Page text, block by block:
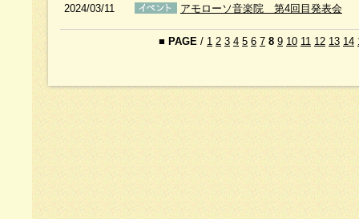
2024/03/11 アモローソ音楽院 第4回目発表会
■ PAGE / 1 2 3 4 5 6 7 8 9 10 11 12 13 14